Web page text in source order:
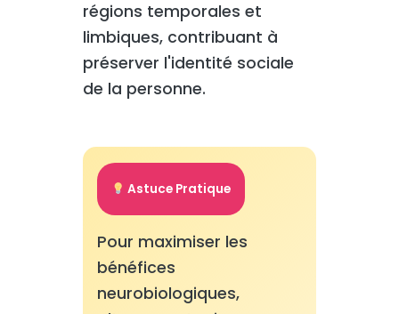
régions temporales et
limbiques, contribuant à
préserver l'identité sociale
de la personne.
Astuce Pratique
Pour maximiser les
bénéfices
neurobiologiques,